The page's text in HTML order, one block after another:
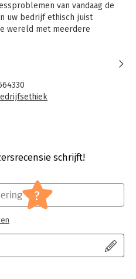
van vandaag de
uw bedrijf ethisch juist
wereld met meerdere
management
schrijft!
?